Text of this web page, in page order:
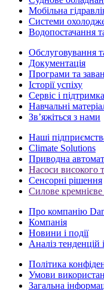
Мобільна
Системи
Водопостачання
Обслуговування
Документація
Програми та
Історії успіху
Сервіс і підтримка
Навчальні
Зв’яжіться з нами
Наші
Climate Solutions
Приводна
Насоси високого
Сенсорні рішення
Силове
Про компанію
Компанія
Новини і події
Аналіз тенденцій
Політика
Умови
Загальна